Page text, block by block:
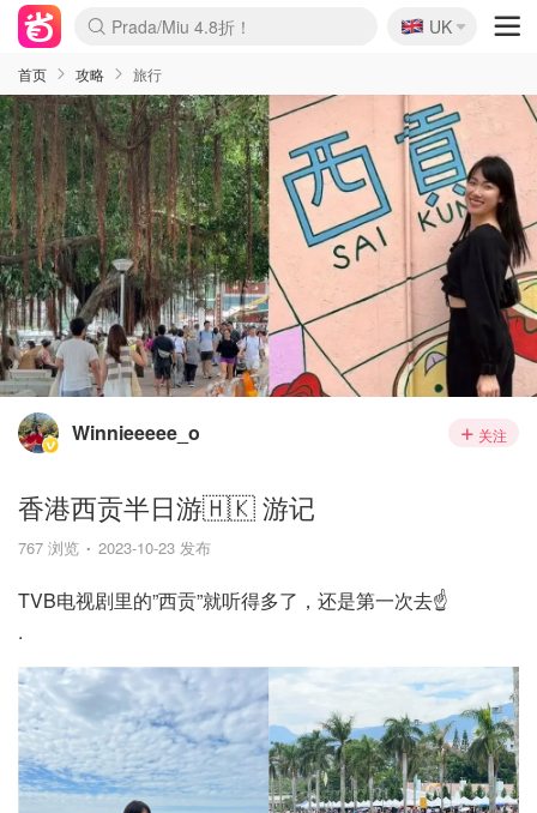
麦卢卡蜂蜜夏促！个位数！
Prada/Miu 4.8折！
啥？必胜客披萨5折！
🇬🇧
UK
首页 攻略 旅行
Winnieeeee_o 关注
香港西贡半日游🇭🇰 游记
767 浏览 2023-10-23 发布
TVB电视剧里的”西贡”就听得多了，还是第一次去☝️
.